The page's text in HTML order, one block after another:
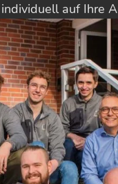
auf Ihre